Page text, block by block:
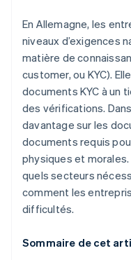
Industrie du jeu vidéo
En Allemagne, les
niveaux d’exigences
matière de
customer, ou KYC).
documents KYC à un
des vérifications.
davantage sur les
documents requis
physiques et
quels secteurs
comment les
difficultés.
Sommaire de cet